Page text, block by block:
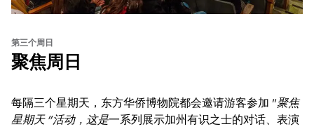
第三个周日
聚焦周日
每隔三个星期天，东方华侨博物院都会邀请游客参加 "聚焦
星期天 "活动，这是一系列展示加州有识之士的对话、表演